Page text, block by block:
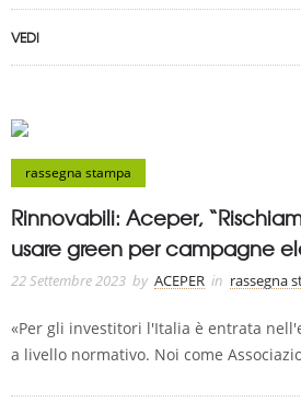
VEDI
rassegna stampa
Rinnovabili: Aceper,
usare green per campagne
22 Settembre 2023 by ACEPER in rassegna
«Per gli investitori l'Italia è entrata
a livello normativo. Noi come